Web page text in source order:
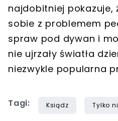
najdobitniej pokazuje,
sobie z problemem
spraw pod dywan i
nie ujrzały światła
niezwykle popularna
Tagi: Ksiądz Tylko